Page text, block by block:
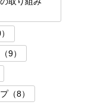
9）
（8）